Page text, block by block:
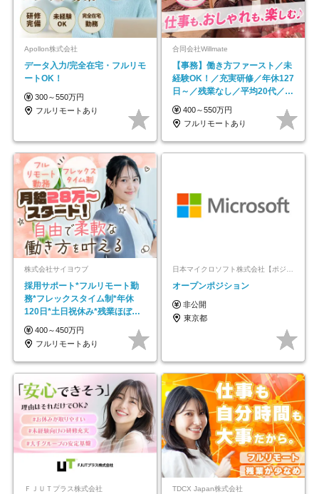
Apollon株式会社
データ入力/完全在宅・フルリモ
ートOK！
300～550万円
フルリモートあり
合同会社Willmate
【事務】働き方ファースト／未
経験OK！／充実研修／年休127
日～／残業なし／平均20代／リ
モートOK
400～550万円
フルリモートあり
株式会社サイヨウブ
採用サポート*フルリモート勤
務*フレックスタイム制*年休
120日*土日祝休み*残業ほぼな
し*育児中社員8割以上
400～450万円
フルリモートあり
オープンポジション
非公開
東京都
ＦＪＵＴプラス株式会社 TDCX Japan株式会社